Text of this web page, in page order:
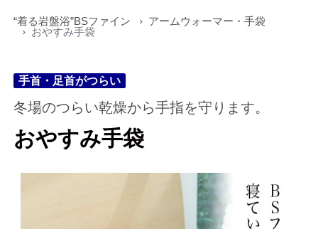
“着る岩盤浴”BSファイン
アームウォーマー・手袋
おやすみ手袋
冬場のつらい乾燥から手指を守ります。
おやすみ手袋